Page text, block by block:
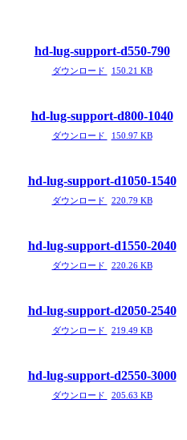
hd-lug-support-d550-790
ダウンロード 150.21 KB
hd-lug-support-d800-1040
ダウンロード 150.97 KB
hd-lug-support-d1050-1540
ダウンロード 220.79 KB
hd-lug-support-d1550-2040
ダウンロード 220.26 KB
hd-lug-support-d2050-2540
ダウンロード 219.49 KB
hd-lug-support-d2550-3000
ダウンロード 205.63 KB